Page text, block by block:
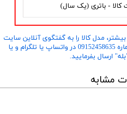
کالا - باتری (یک سال)
مدل کالا را به گفتگوی آنلاین سایت
​​​​​​​(سمت چپ پایین صفحه) و یا شماره 09152458635 در واتساپ یا تلگرام و یا
ارسال بفرمایید.
مشابه